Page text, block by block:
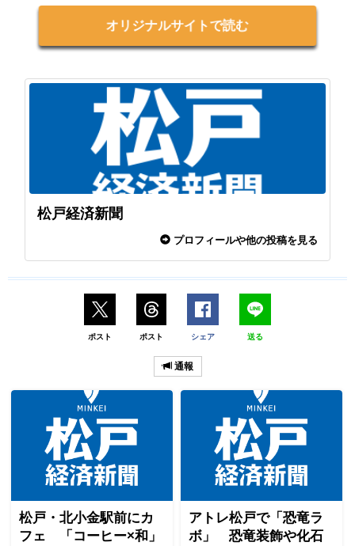
オリジナルサイトで読む
松戸経済新聞
プロフィールや他の投稿を見る
ポスト ポスト シェア 送る
通報
松戸・北小金駅前にカ
フェ 「コーヒー×和」
アトレ松戸で「恐竜ラ
ボ」 恐竜装飾や化石